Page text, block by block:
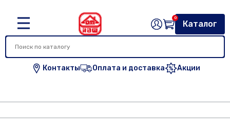
Контакты Оплата и доставка Акции
Каталог
0